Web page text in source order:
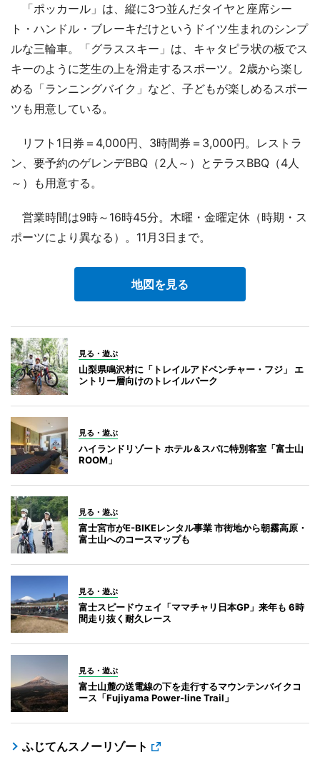
「ポッカール」は、縦に3つ並んだタイヤと座席シー
ト・ハンドル・ブレーキだけというドイツ生まれのシンプ
ルな三輪車。「グラススキー」は、キャタピラ状の板でス
キーのように芝生の上を滑走するスポーツ。2歳から楽し
める「ランニングバイク」など、子どもが楽しめるスポー
ツも用意している。
リフト1日券＝4,000円、3時間券＝3,000円。レストラ
ン、要予約のゲレンデBBQ（2人～）とテラスBBQ（4人
～）も用意する。
営業時間は9時～16時45分。木曜・金曜定休（時期・ス
ポーツにより異なる）。11月3日まで。
地図を見る
見る・遊ぶ
山梨県鳴沢村に「トレイルアドベンチャー・フジ」 エ
ントリー層向けのトレイルパーク
見る・遊ぶ
ハイランドリゾート ホテル＆スパに特別客室「富士山
ROOM」
見る・遊ぶ
富士宮市がE-BIKEレンタル事業 市街地から朝霧高原・
富士山へのコースマップも
見る・遊ぶ
富士スピードウェイ「ママチャリ日本GP」来年も 6時
間走り抜く耐久レース
見る・遊ぶ
富士山麓の送電線の下を走行するマウンテンバイクコ
ース「Fujiyama Power-line Trail」
ふじてんスノーリゾート